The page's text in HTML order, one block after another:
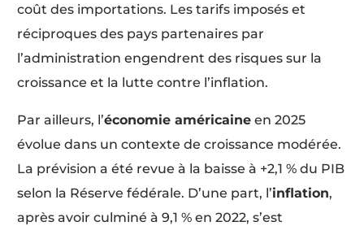
coût des importations. Les tarifs imposés et
réciproques des pays partenaires par
l’administration engendrent des risques sur la
croissance et la lutte contre l’inflation.
Par ailleurs, l’économie américaine en 2025
évolue dans un contexte de croissance modérée.
La prévision a été revue à la baisse à +2,1 % du PIB
selon la Réserve fédérale. D’une part, l’inflation,
après avoir culminé à 9,1 % en 2022, s’est